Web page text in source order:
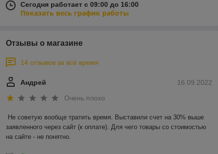
Сегодня работает с 09:00 до 16:00
Показать весь график работы
Отзывы о магазине
14 отзывов за всё время
16.09.2022
Андрей
Очень плохо
Не советую вообще тратить время. Выставили счет на 30% выше
заявленного через сайт (к оплате). Для чего товары со стоимостью
на сайте - не понятно.